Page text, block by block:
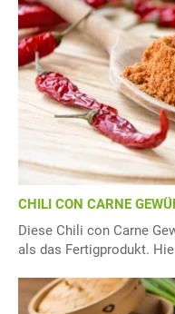
CHILI CON CARNE
Diese Chili con Carne
als das Fertigprodukt.